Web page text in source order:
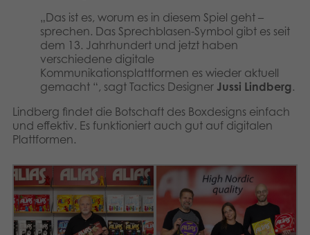
„Das ist es, worum es in diesem Spiel geht –
sprechen. Das Sprechblasen-Symbol gibt es seit
dem 13. Jahrhundert und jetzt haben
verschiedene digitale
Kommunikationsplattformen es wieder aktuell
gemacht “, sagt Tactics Designer Jussi Lindberg.
Lindberg findet die Botschaft des Boxdesigns einfach
und effektiv. Es funktioniert auch gut auf digitalen
Plattformen.